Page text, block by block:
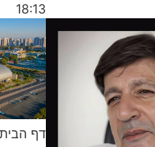
18:13
דף הבית